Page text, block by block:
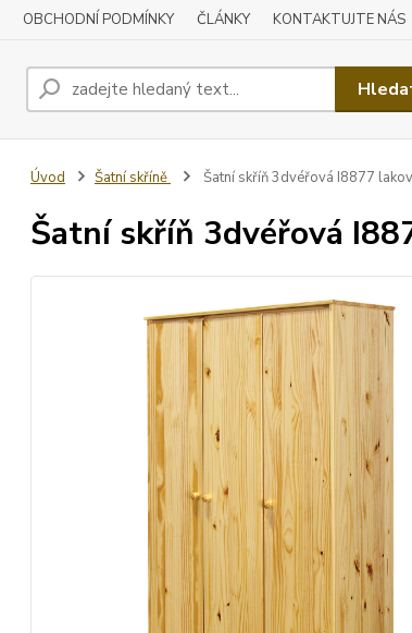
OBCHODNÍ PODMÍNKY ČLÁNKY KONTAKTUJTE NÁS
Úvod Šatní skříně Šatní skříň 3dvéřová I8877
Šatní skříň 3dvéřová